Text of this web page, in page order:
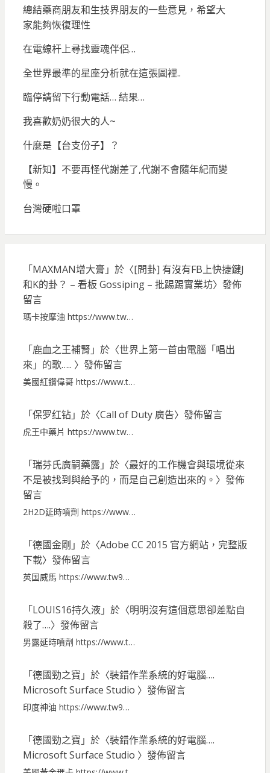
總結藥商朋友和生技界朋友的一些意見，希望大
家能夠恢復理性
在電線杆上尋找靈魂伴侶…
全世界最準的星座分析就在這張圖裡..
臨停請留下行動電話… 結果…
我喜歡奶奶很大的人~
什麼是【台支份子】？
【新知】不要再怪代謝差了,代謝不會隨年紀而變
慢。
台灣硬啦口罩
「MAXMAN增大膏 」於〈[問卦] 有沒有FB上快捷鍵J
和K的卦？ – 看板 Gossiping – 批踢踢實業坊〉發佈
留言
瑪卡按摩油 https://www.tw…
「鹿血之王補腎 」於〈世界上第一首由電腦「唱出
來」的歌….. 〉發佈留言
美國紅鑽偉哥 https://www.t…
「保罗红钻」於〈Call of Duty 廣告〉發佈留言
虎王中藥片 https://www.tw…
「瑞芬氏廣嗣藥露」於〈最好的工作機會與環境從來
不是被找到與給予的，而是自己創造出來的。 〉發佈
留言
2H2D延時噴劑 https://www…
「德國金剛 」於〈Adobe CC 2015 官方網站，完整版
下載〉發佈留言
英国威馬 https://www.tw9…
「LOUIS16持久液」於〈明明沒有這個意思卻差點自
殺了….〉發佈留言
男露延時噴劑 https://www.t…
「德國勁之寶 」於〈裝錯作業系統的好電腦….
Microsoft Surface Studio 〉發佈留言
印度神油 https://www.tw9…
「德國勁之寶 」於〈裝錯作業系統的好電腦….
Microsoft Surface Studio 〉發佈留言